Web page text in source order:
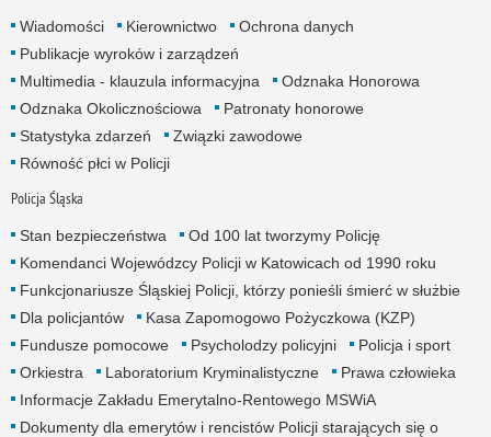
Wiadomości Kierownictwo
Ochrona danych
Publikacje wyroków i zarządzeń
Multimedia - klauzula informacyjna
Odznaka Honorowa
Odznaka Okolicznościowa
Patronaty honorowe
Statystyka zdarzeń
Związki zawodowe
Równość płci w Policji
Policja Śląska
Stan bezpieczeństwa
Od 100 lat tworzymy Policję
Komendanci Wojewódzcy Policji w Katowicach od 1990 roku
Funkcjonariusze Śląskiej Policji, którzy ponieśli śmierć w służbie
Dla policjantów
Kasa Zapomogowo Pożyczkowa (KZP)
Fundusze pomocowe
Psycholodzy policyjni
Policja i sport
Orkiestra
Laboratorium Kryminalistyczne
Prawa człowieka
Informacje Zakładu Emerytalno-Rentowego MSWiA
Dokumenty dla emerytów i rencistów Policji starających się o